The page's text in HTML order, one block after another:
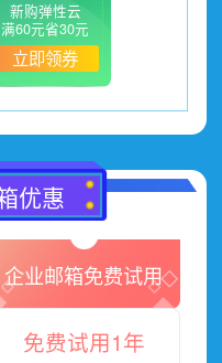
新购弹性云
满60元省30元
立即领券
优惠
企业邮箱免费试用
免费试用1年